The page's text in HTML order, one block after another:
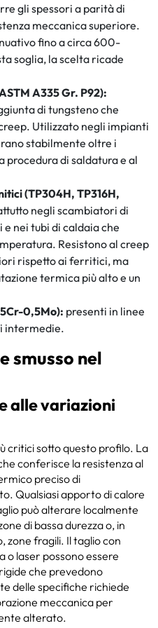
gli spessori a parità di
meccanica superiore.
fino a circa 600-
soglia, la scelta ricade
A335 Gr. P92):
di tungsteno che
Utilizzato negli impianti
stabilmente oltre i
procedura di saldatura e al
(TP304H, TP316H,
negli scambiatori di
nei tubi di caldaia che
Resistono al creep
rispetto ai ferritici, ma
termica più alto e un
0,5Mo): presenti in linee
intermedie.
smusso nel
alle variazioni
critici sotto questo profilo. La
conferisce la resistenza al
preciso di
Qualsiasi apporto di calore
può alterare localmente
di bassa durezza o, in
zone fragili. Il taglio con
o laser possono essere
che prevedono
delle specifiche richiede
meccanica per
alterato.